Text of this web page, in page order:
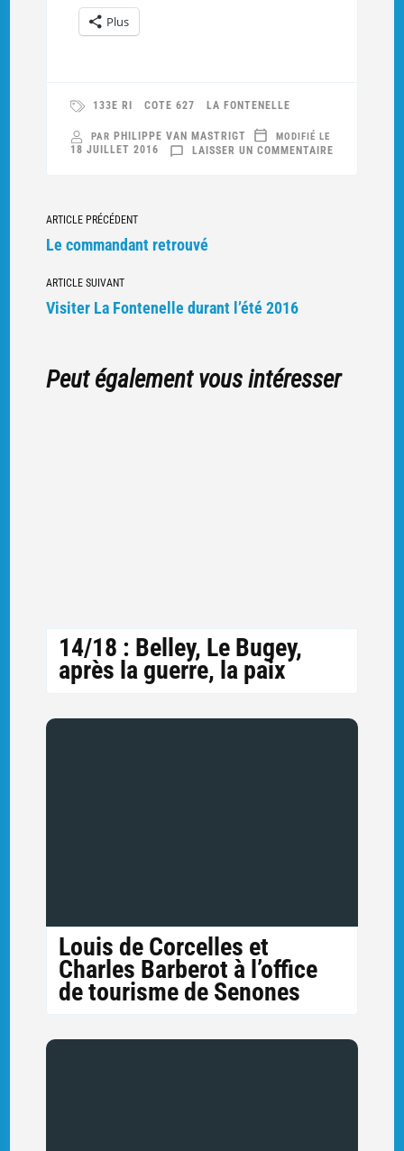
Plus
133E RI COTE 627 LA FONTENELLE
PAR PHILIPPE VAN MASTRIGT
LAISSER UN COMMENTAIRESUR
MODIFIÉ LE
18 JUILLET 2016
Navigation
vers
articles
ARTICLE PRÉCÉDENT
Le commandant retrouvé
ARTICLE SUIVANT
Visiter La Fontenelle durant l’été 2016
Peut également vous intéresser
14/18 : Belley, Le Bugey,
après la guerre, la paix
Louis de Corcelles et
Charles Barberot à l’office
de tourisme de Senones